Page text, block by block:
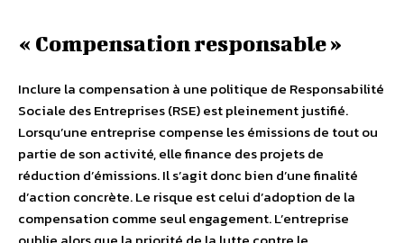
« Compensation responsable »
Inclure la compensation à une politique de Responsabilité
Sociale des Entreprises (RSE) est pleinement justifié.
Lorsqu’une entreprise compense les émissions de tout ou
partie de son activité, elle finance des projets de
réduction d’émissions. Il s’agit donc bien d’une finalité
d’action concrète. Le risque est celui d’adoption de la
compensation comme seul engagement. L’entreprise